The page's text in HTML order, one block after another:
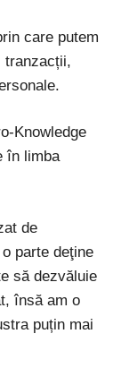
care putem
tranzacții,
Knowledge
în limba
de
parte deţine
să dezvăluie
însă am o
puțin mai